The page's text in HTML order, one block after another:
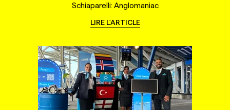
Schiaparelli: Anglomaniac
LIRE L'ARTICLE